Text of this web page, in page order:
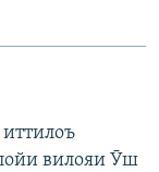
вилояи Ӯш